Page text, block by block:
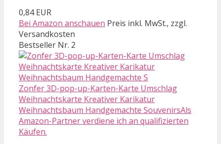
0,84 EUR
Bei Amazon anschauen Preis inkl. MwSt., zzgl.
Versandkosten
Bestseller Nr. 2
Zonfer 3D-pop-up-Karten-Karte Umschlag
Weihnachtskarte Kreativer Karikatur
Weihnachtsbaum Handgemachte SouvenirsAls
Amazon-Partner verdiene ich an qualifizierten
Käufen.